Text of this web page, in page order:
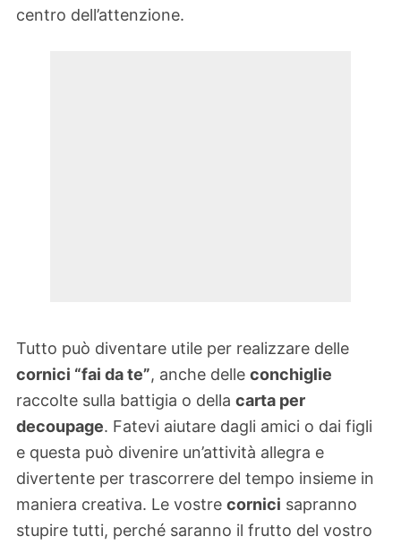
centro dell’attenzione.
Tutto può diventare utile per realizzare delle
cornici “fai da te”, anche delle conchiglie
raccolte sulla battigia o della carta per
decoupage. Fatevi aiutare dagli amici o dai figli
e questa può divenire un’attività allegra e
divertente per trascorrere del tempo insieme in
maniera creativa. Le vostre cornici sapranno
stupire tutti, perché saranno il frutto del vostro